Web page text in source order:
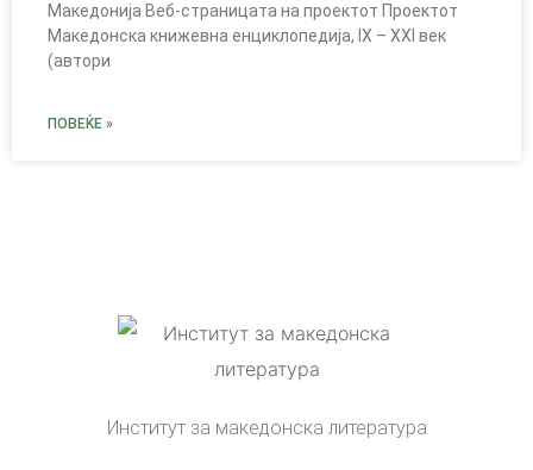
Македонија Веб-страницата на проектот Проектот
Македонска книжевна енциклопедија, IX – XXI век
(автори
ПОВЕЌЕ »
Институт за македонска литература